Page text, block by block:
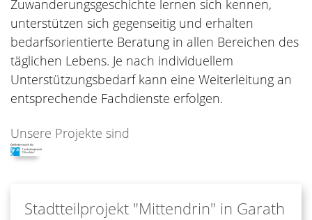
Zuwanderungsgeschichte lernen sich kennen,
unterstützen sich gegenseitig und erhalten
bedarfsorientierte Beratung in allen Bereichen des
täglichen Lebens. Je nach individuellem
Unterstützungsbedarf kann eine Weiterleitung an
entsprechende Fachdienste erfolgen.
Unsere Projekte sind
Stadtteilprojekt "Mittendrin" in Garath